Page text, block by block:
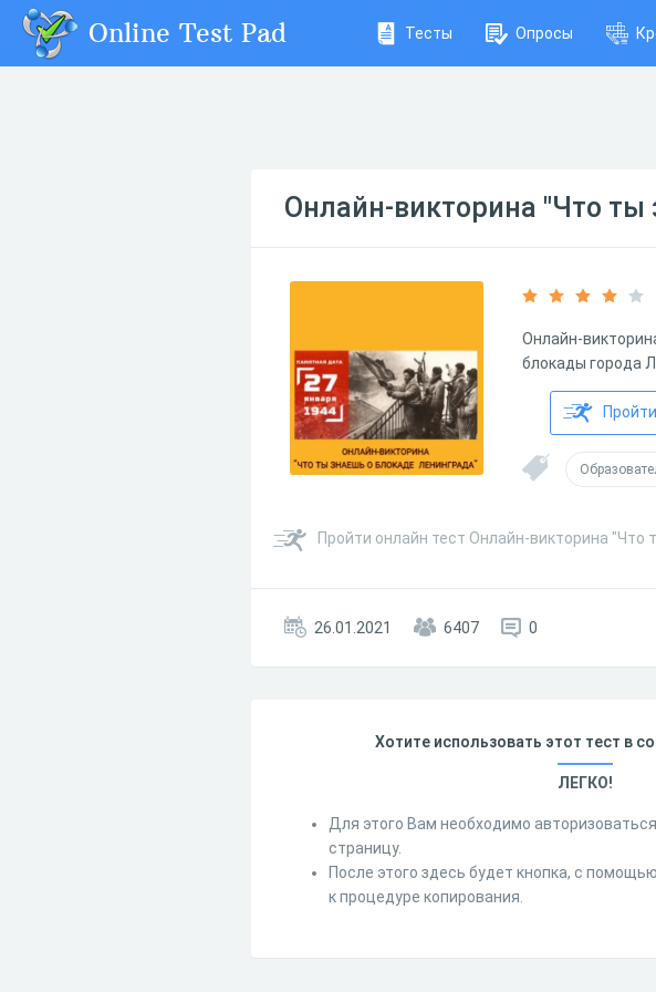
Online Test Pad Тесты Опросы
Онлайн-викторина "Что ты
Онлайн-
блокады города
Пройти онлайн тест Онлайн-викторина "Что
26.01.2021 6407 0
Хотите использовать этот тест в
ЛЕГКО!
Для этого Вам необходимо
страницу.
После этого здесь будет кнопка, с
к процедуре копирования.